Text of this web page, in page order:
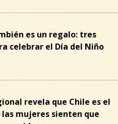
es un regalo: tres
celebrar el Día del Niño
revela que Chile es el
las mujeres sienten que